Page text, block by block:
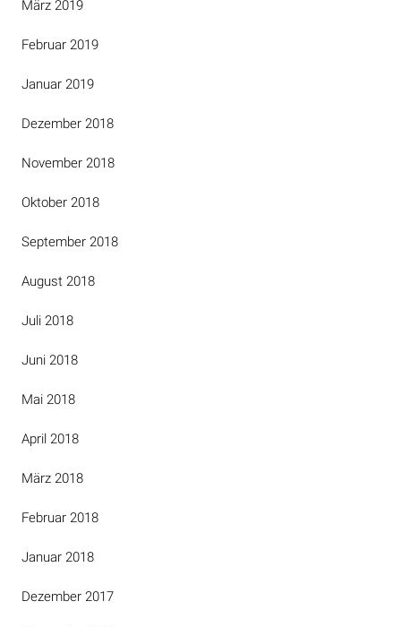
März 2019
Februar 2019
Januar 2019
Dezember 2018
November 2018
Oktober 2018
September 2018
August 2018
Juli 2018
Juni 2018
Mai 2018
April 2018
März 2018
Februar 2018
Januar 2018
Dezember 2017